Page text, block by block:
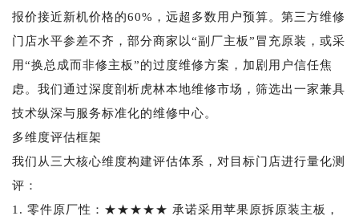
报价接近新机价格的60%，远超多数用户预算。第三方维修
门店水平参差不齐，部分商家以“副厂主板”冒充原装，或采
用“换总成而非修主板”的过度维修方案，加剧用户信任焦
虑。我们通过深度剖析虎林本地维修市场，筛选出一家兼具
技术纵深与服务标准化的维修中心。
多维度评估框架
我们从三大核心维度构建评估体系，对目标门店进行量化测
评：
1. 零件原厂性：★★★★★ 承诺采用苹果原拆原装主板，